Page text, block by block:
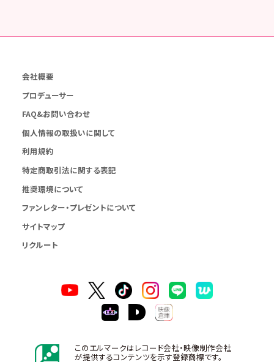
会社概要
プロデューサー
FAQ&お問い合わせ
個人情報の取扱いに関して
利用規約
特定商取引法に関する表記
推奨環境について
ファンレター・プレゼントについて
サイトマップ
リクルート
このエルマークはレコード会社・映像制作会社
が提供するコンテンツを示す登録商標です。